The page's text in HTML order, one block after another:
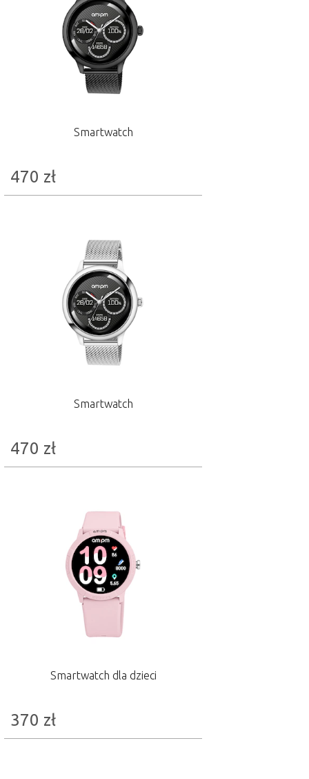
Smartwatch
470 zł
Smartwatch
470 zł
Smartwatch dla dzieci
370 zł